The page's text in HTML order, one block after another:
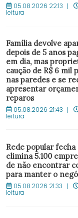
05.08.2026 22:13
leitura
Família devolve
depois de 5 anos
em dia, mas
caução de R$ 6 mil
nas paredes e se
apresentar
reparos
05.08.2026 21:43
leitura
Rede popular fecha
elimina 5.100
de não encontrar
para manter o
05.08.2026 21:33
leitura